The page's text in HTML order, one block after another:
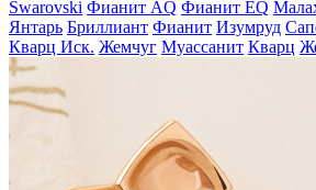
Swarovski Фианит AQ Фианит EQ
Янтарь Бриллиант Фианит Изумруд
Кварц Иск. Жемчуг Муассанит Кварц